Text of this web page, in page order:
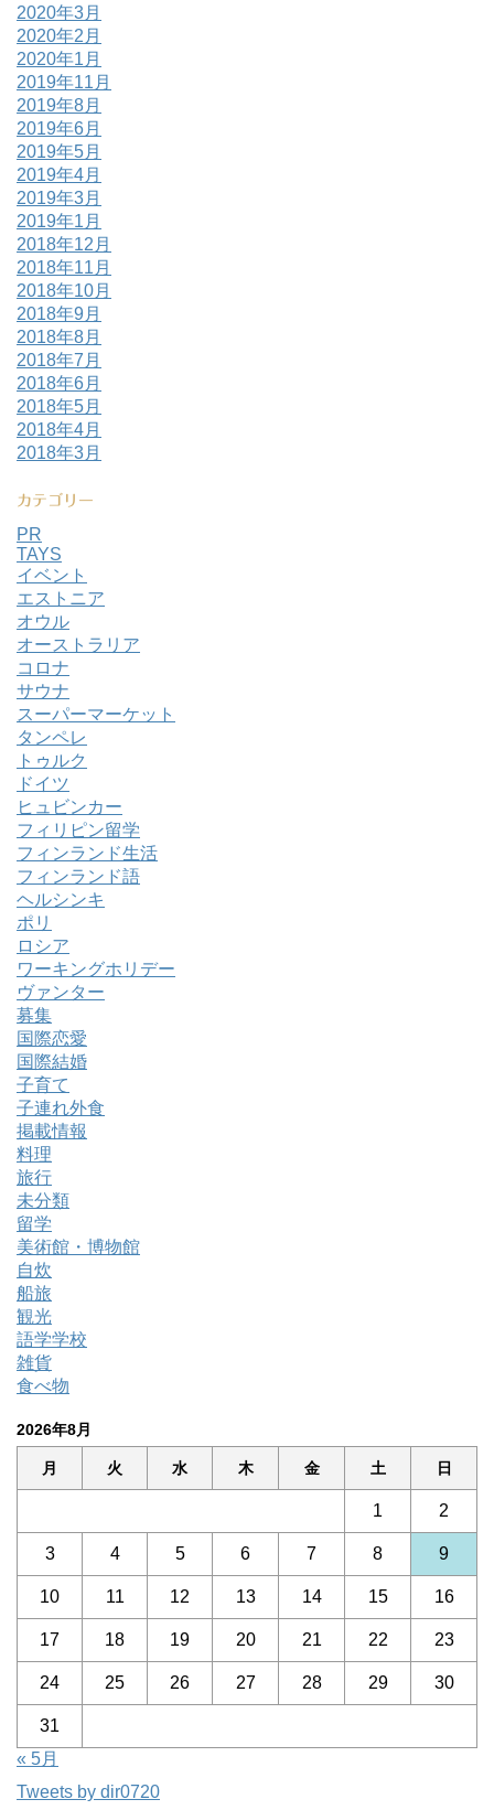
2020年3月
2020年2月
2020年1月
2019年11月
2019年8月
2019年6月
2019年5月
2019年4月
2019年3月
2019年1月
2018年12月
2018年11月
2018年10月
2018年9月
2018年8月
2018年7月
2018年6月
2018年5月
2018年4月
2018年3月
カテゴリー
PR
TAYS
イベント
エストニア
オウル
オーストラリア
コロナ
サウナ
スーパーマーケット
タンペレ
トゥルク
ドイツ
ヒュビンカー
フィリピン留学
フィンランド生活
フィンランド語
ヘルシンキ
ポリ
ロシア
ワーキングホリデー
ヴァンター
募集
国際恋愛
国際結婚
子育て
子連れ外食
掲載情報
料理
旅行
未分類
留学
美術館・博物館
自炊
船旅
観光
語学学校
雑貨
食べ物
2026年8月
月 火 水 木 金 土 日
1 2
3 4 5 6 7 8 9
10 11 12 13 14 15 16
17 18 19 20 21 22 23
24 25 26 27 28 29 30
31
« 5月
Tweets by dir0720